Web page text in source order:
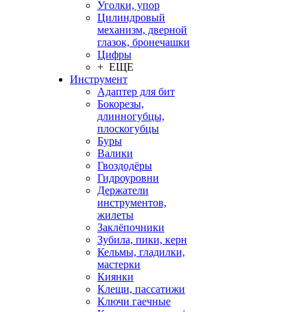
Уголки, упор
Цилиндровый
механизм, дверной
глазок, бронечашки
Цифры
+ ЕЩЕ
Инструмент
Адаптер для бит
Бокорезы,
длинногубцы,
плоскогубцы
Буры
Валики
Гвоздодёры
Гидроуровни
Держатели
инструментов,
жилеты
Заклёпочники
Зубила, пики, керн
Кельмы, гладилки,
мастерки
Киянки
Клещи, пассатижи
Ключи гаечные